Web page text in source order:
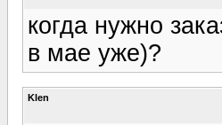
когда нужно
в мае уже)?
Klen